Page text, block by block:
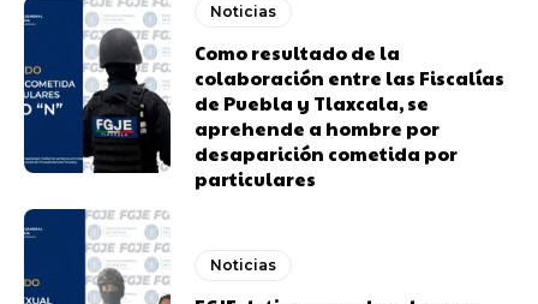
Noticias
Como resultado de la
colaboración entre las Fiscalías
de Puebla y Tlaxcala, se
aprehende a hombre por
desaparición cometida por
particulares
Noticias